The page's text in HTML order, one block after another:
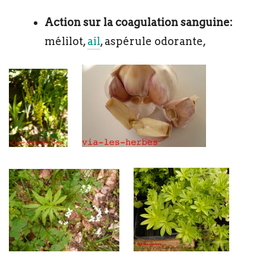
Action sur la coagulation sanguine:
mélilot,ail, aspérule odorante,